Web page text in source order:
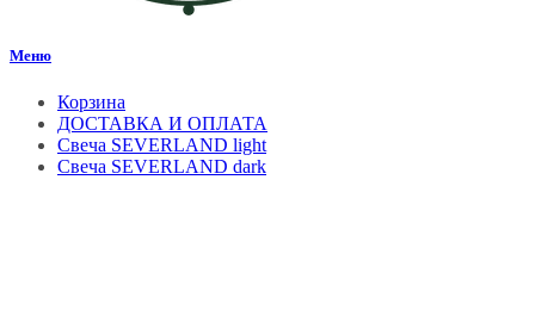
Меню
Корзина
ДОСТАВКА И ОПЛАТА
Свеча SEVERLAND light
Свеча SEVERLAND dark